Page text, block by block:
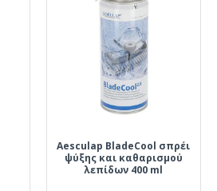
Aesculap BladeCool σπρέι
ψύξης και καθαρισμού
λεπίδων 400 ml